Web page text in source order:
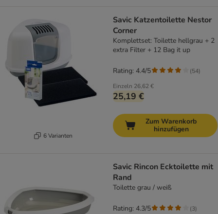
6 Varianten
Savic Katzentoilette Nestor
Corner
Komplettset: Toilette hellgrau + 2
extra Filter + 12 Bag it up
Einzeln 26,62 €
25,19 €
Rating: 4.4/5 (54)
Zum Warenkorb
hinzufügen
Savic Rincon Ecktoilette mit
Rand
Toilette grau / weiß
Rating: 4.3/5 (3)